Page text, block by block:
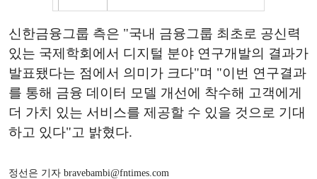
신한금융그룹 측은 "국내 금융그룹 최초로 공신력
있는 국제학회에서 디지털 분야 연구개발의 결과가
발표됐다는 점에서 의미가 크다"며 "이번 연구결과
를 통해 금융 데이터 모델 개선에 착수해 고객에게
더 가치 있는 서비스를 제공할 수 있을 것으로 기대
하고 있다"고 밝혔다.
정선은 기자 bravebambi@fntimes.com